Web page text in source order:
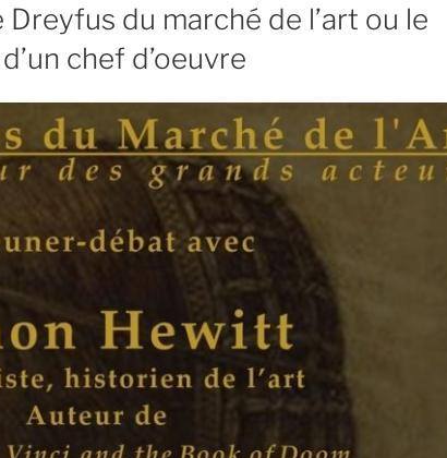
du marché de l’art ou le
chef d’oeuvre